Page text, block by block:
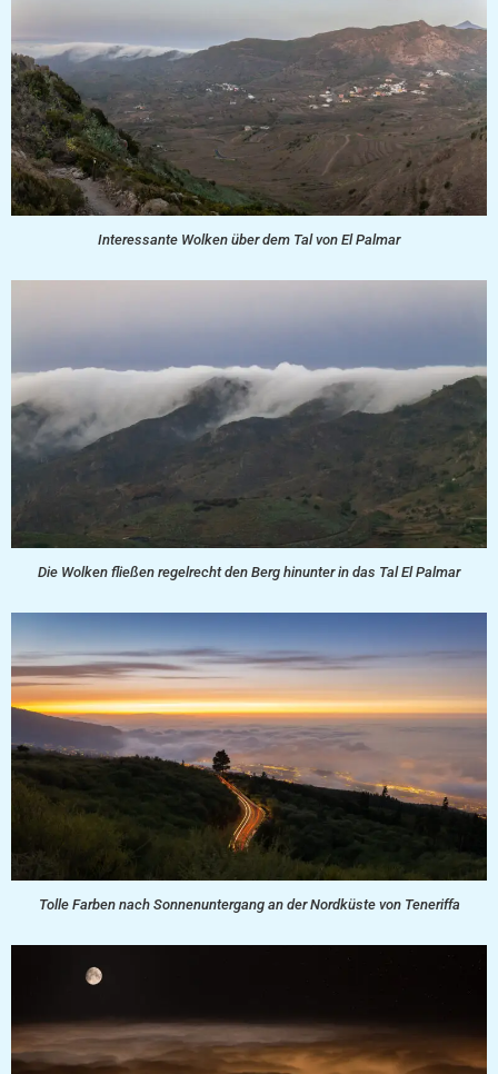
Interessante Wolken über dem Tal von El Palmar
Die Wolken fließen regelrecht den Berg hinunter in das Tal El Palmar
Tolle Farben nach Sonnenuntergang an der Nordküste von Teneriffa